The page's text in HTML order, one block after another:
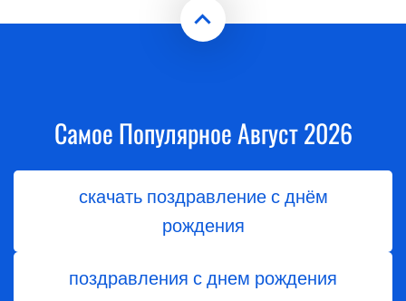
Самое Популярное Август 2026
скачать поздравление с днём
рождения
поздравления с днем рождения